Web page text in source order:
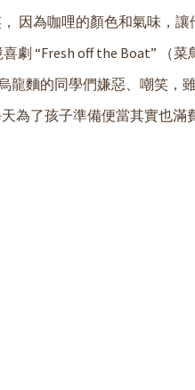
因為咖哩的顏色和氣味，讓
劇 “Fresh off the Boat” （菜
龍麵的同學們嫌惡、嘲笑，
為了孩子準備便當其實也滿